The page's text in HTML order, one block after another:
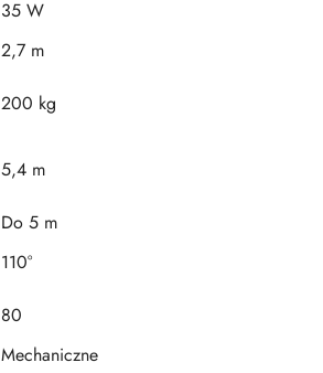
35 W
2,7 m
200 kg
5,4 m
Do 5 m
110°
80
Mechaniczne